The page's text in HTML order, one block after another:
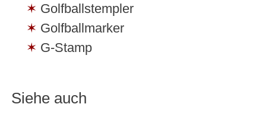
Golfballstempler
Golfballmarker
G-Stamp
Siehe auch